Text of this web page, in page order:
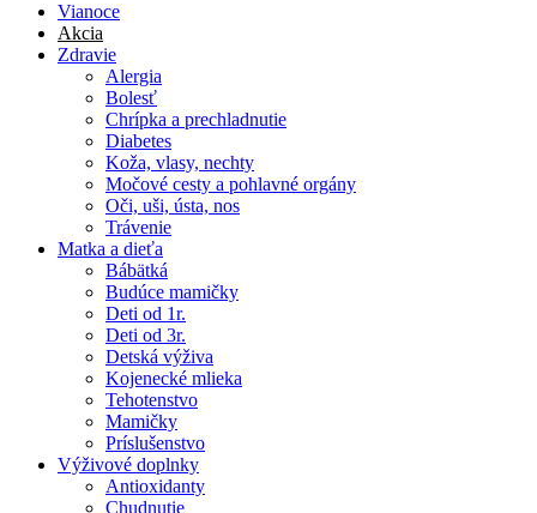
Vianoce
Akcia
Zdravie
Alergia
Bolesť
Chrípka a prechladnutie
Diabetes
Koža, vlasy, nechty
Močové cesty a pohlavné orgány
Oči, uši, ústa, nos
Trávenie
Matka a dieťa
Bábätká
Budúce mamičky
Deti od 1r.
Deti od 3r.
Detská výživa
Kojenecké mlieka
Tehotenstvo
Mamičky
Príslušenstvo
Výživové doplnky
Antioxidanty
Chudnutie